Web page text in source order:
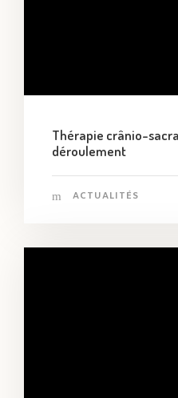
Thérapie crânio-
déroulement
ACTUALITÉS